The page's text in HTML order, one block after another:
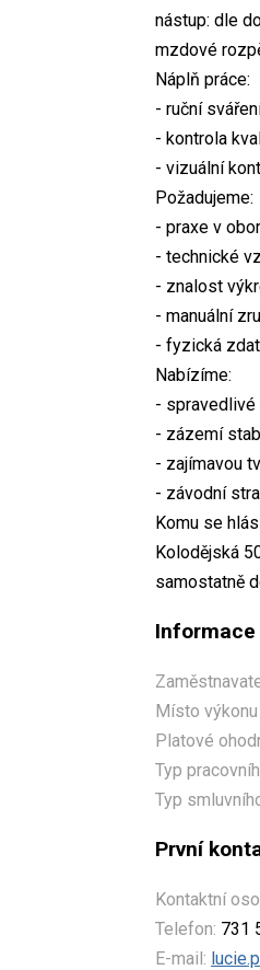
nástup: dle
mzdové
Náplň práce:
- ruční
- kontrola
- vizuální
Požadujeme:
- praxe v
- technické
- znalost
- manuální
- fyzická
Nabízíme:
- spravedlivé
- zázemí
- zajímavou
- závodní
Komu se
Kolodějská
samostatně
Místo výkonu
Platové
Typ
Typ
První
Kontaktní
Telefon: 731
E-mail: